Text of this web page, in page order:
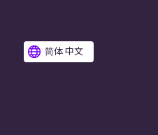
简体 中文